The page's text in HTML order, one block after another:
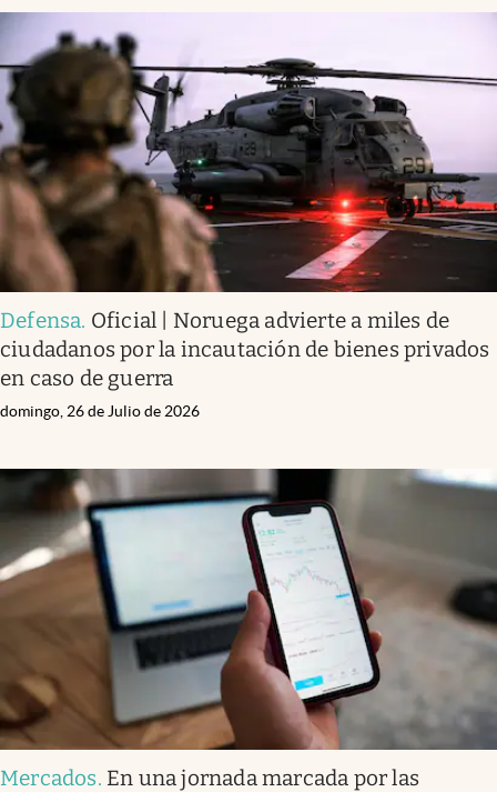
Apertura
Infotechnology
Clase
Clima
Mundial 2026
Eventos Corporativos
El Cronista Studio
Mediakit
abre en nueva pestaña
Argentina
Defensa. Oficial | Noruega advierte a miles de
ciudadanos por la incautación de bienes privados
en caso de guerra
domingo, 26 de Julio de 2026
Mercados. En una jornada marcada por las